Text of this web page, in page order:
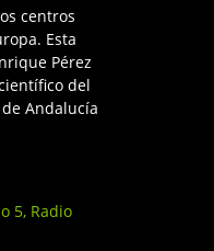
centros
Esta
Pérez
del
Andalucía
5, Radio